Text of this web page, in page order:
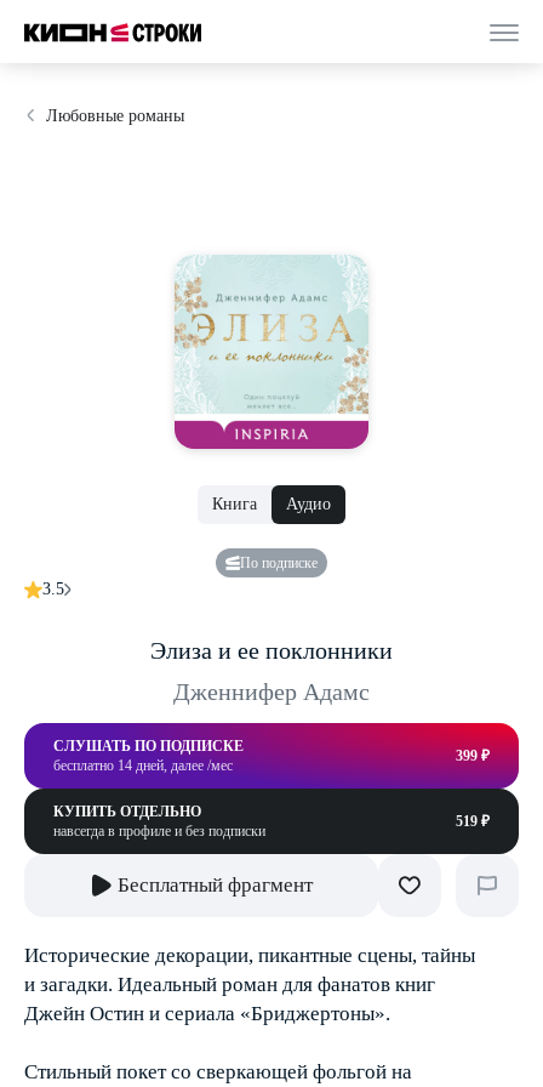
Любовные романы
Книга Аудио
По подписке
3.5
Элиза и ее поклонники
Дженнифер Адамс
СЛУШАТЬ ПО ПОДПИСКЕ
бесплатно 14 дней, далее /мес
399 ₽
КУПИТЬ ОТДЕЛЬНО
навсегда в профиле и без подписки
519 ₽
Бесплатный фрагмент
Исторические декорации, пикантные сцены, тайны
и загадки. Идеальный роман для фанатов книг
Джейн Остин и сериала «Бриджертоны».
Стильный покет со сверкающей фольгой на